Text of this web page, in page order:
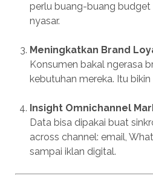
perlu buang-buang budget
nyasar.
Meningkatkan Brand
Konsumen bakal ngerasa
kebutuhan mereka. Itu
Insight Omnichannel
Data bisa dipakai buat
across channel: email,
sampai iklan digital.